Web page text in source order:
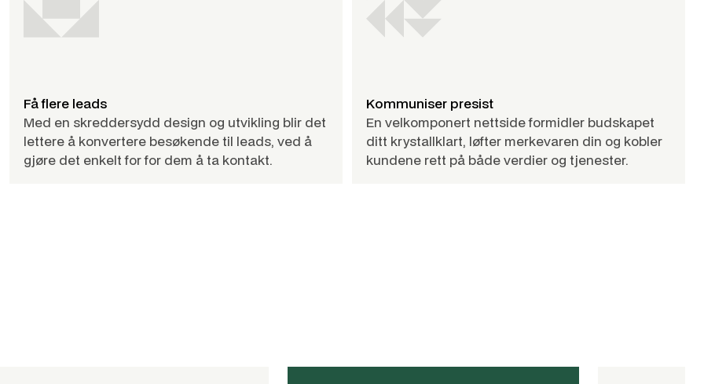
Få flere leads
Med en skreddersydd design og utvikling blir det
lettere å konvertere besøkende til leads, ved å
gjøre det enkelt for for dem å ta kontakt.
Kommuniser presist
En velkomponert nettside formidler budskapet
ditt krystallklart, løfter merkevaren din og kobler
kundene rett på både verdier og tjenester.